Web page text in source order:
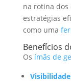
na rotina dos
estratégias
como uma
Benefícios
Os ímãs de